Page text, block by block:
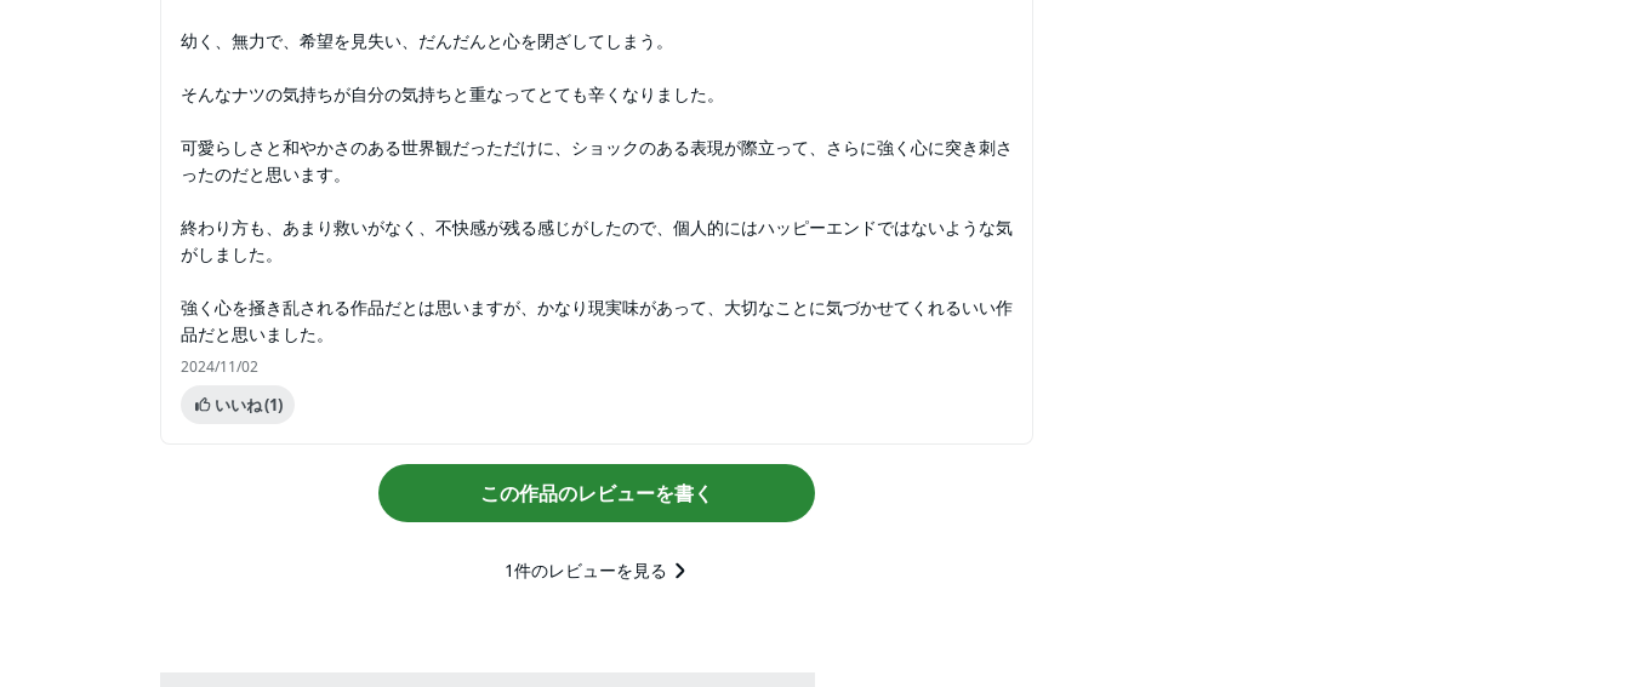
幼く、無力で、希望を見失い、だんだんと心を閉ざしてしまう。
そんなナツの気持ちが自分の気持ちと重なってとても辛くなりました。
可愛らしさと和やかさのある世界観だっただけに、ショックのある表現が際立って、さらに強く心に突き刺さ
ったのだと思います。
終わり方も、あまり救いがなく、不快感が残る感じがしたので、個人的にはハッピーエンドではないような気
がしました。
強く心を掻き乱される作品だとは思いますが、かなり現実味があって、大切なことに気づかせてくれるいい作
品だと思いました。
2024/11/02
いいね(1)
この作品のレビューを書く
1件のレビューを見る